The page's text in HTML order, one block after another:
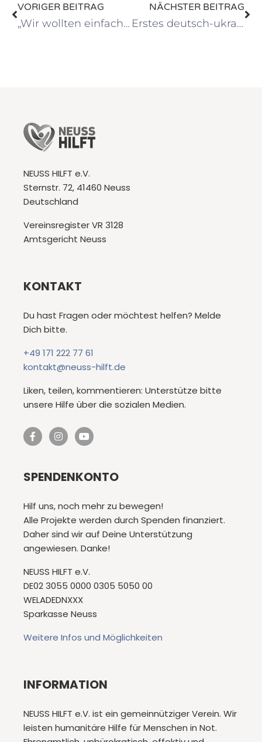
VORIGER BEITRAG
„Wir wollten einfach etwas tun, nicht nur zusehen“
NÄCHSTER BEITRAG
Erstes deutsch-ukrainische Treffen in Neuss
NEUSS HILFT e.V.
Sternstr. 72, 41460 Neuss
Deutschland
Vereinsregister VR 3128
Amtsgericht Neuss
KONTAKT
Du hast Fragen oder möchtest helfen? Melde
Dich bitte.
+49 171 222 77 61
kontakt@neuss-hilft.de
Liken, teilen, kommentieren: Unterstütze bitte
unsere Hilfe über die sozialen Medien.
SPENDENKONTO
Hilf uns, noch mehr zu bewegen!
Alle Projekte werden durch Spenden finanziert.
Daher sind wir auf Deine Unterstützung
angewiesen. Danke!
NEUSS HILFT e.V.
DE02 3055 0000 0305 5050 00
WELADEDNXXX
Sparkasse Neuss
Weitere Infos und Möglichkeiten
INFORMATION
NEUSS HILFT e.V. ist ein gemeinnütziger Verein. Wir
leisten humanitäre Hilfe für Menschen in Not.